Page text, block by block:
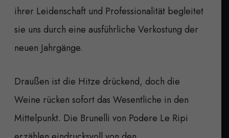
ihrer Leidenschaft und Professionalität begleitet
sie uns durch eine ausführliche Verkostung der
neuen Jahrgänge.
Draußen ist die Hitze drückend, doch die
Weine rücken sofort das Wesentliche in den
Mittelpunkt. Die Brunelli von Podere Le Ripi